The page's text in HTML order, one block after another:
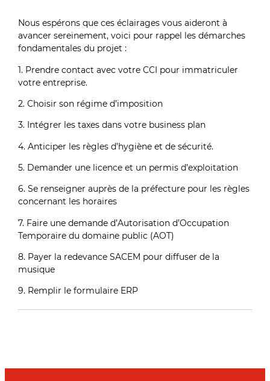
Nous espérons que ces éclairages vous aideront à
avancer sereinement, voici pour rappel les démarches
fondamentales du projet :
1. Prendre contact avec votre CCI pour immatriculer
votre entreprise.
2. Choisir son régime d’imposition
3. Intégrer les taxes dans votre business plan
4. Anticiper les règles d’hygiène et de sécurité.
5. Demander une licence et un permis d’exploitation
6. Se renseigner auprès de la préfecture pour les règles
concernant les horaires
7. Faire une demande d’Autorisation d’Occupation
Temporaire du domaine public (AOT)
8. Payer la redevance SACEM pour diffuser de la
musique
9. Remplir le formulaire ERP